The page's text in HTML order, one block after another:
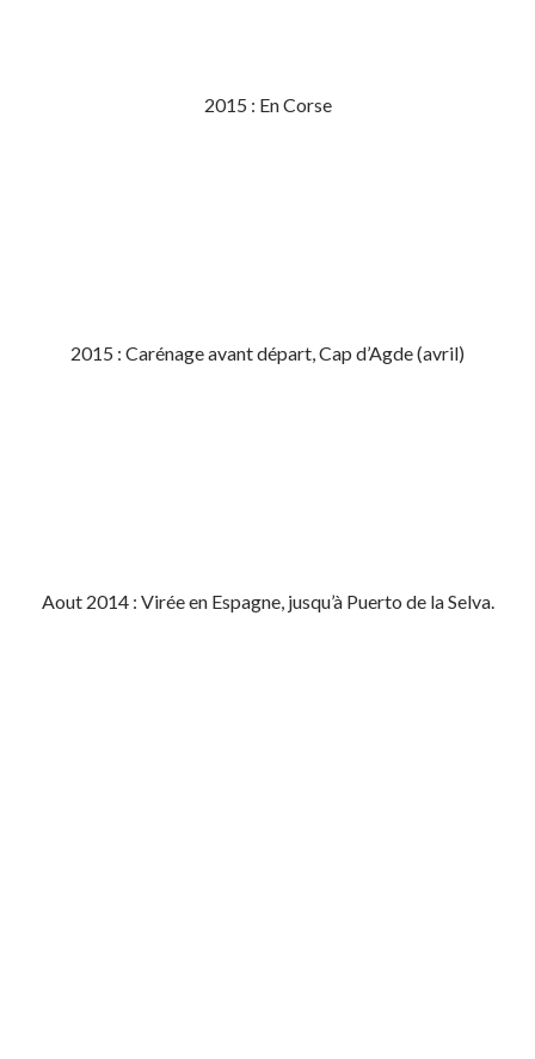
2015 : En Corse
2015 : Carénage avant départ, Cap d’Agde (avril)
Aout 2014 : Virée en Espagne, jusqu’à Puerto de la Selva.